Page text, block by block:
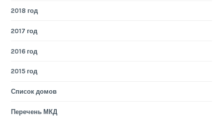
2018 год
2017 год
2016 год
2015 год
Список домов
Перечень МКД